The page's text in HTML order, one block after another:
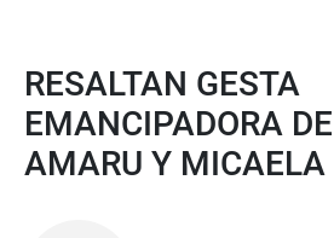
RESALTAN GESTA
EMANCIPADORA
AMARU Y